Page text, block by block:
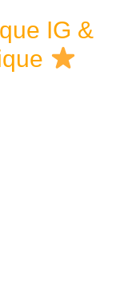
IG &